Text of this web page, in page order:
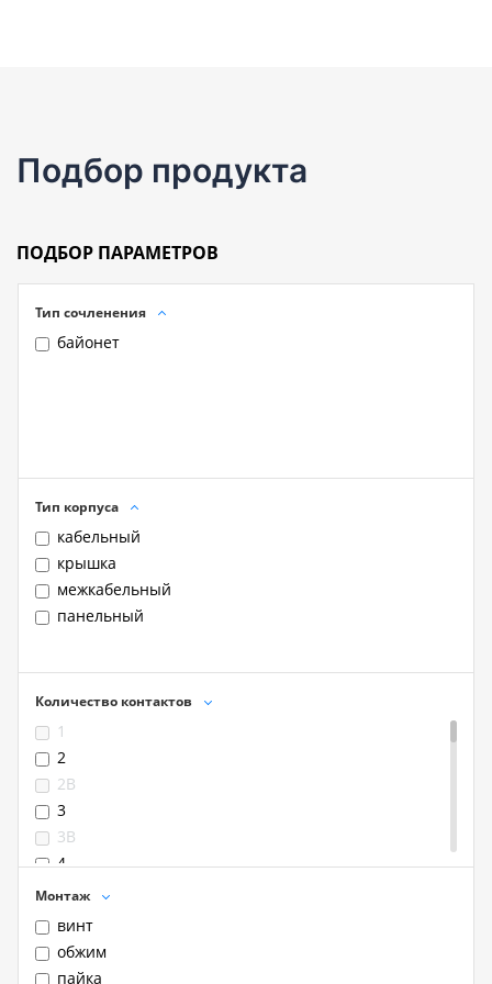
Подбор продукта
ПОДБОР ПАРАМЕТРОВ
Тип сочленения
байонет
Тип корпуса
кабельный
крышка
межкабельный
панельный
Количество контактов
1
2
2B
3
3B
4
4B
Монтаж
винт
обжим
пайка